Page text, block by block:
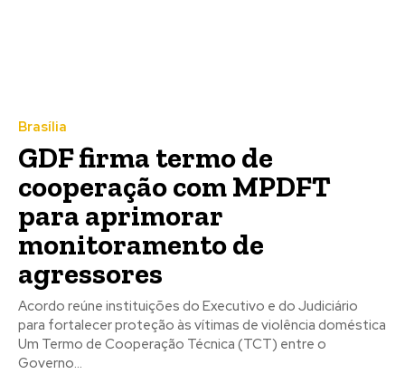
Brasília
GDF firma termo de
cooperação com MPDFT
para aprimorar
monitoramento de
agressores
Acordo reúne instituições do Executivo e do Judiciário
para fortalecer proteção às vítimas de violência doméstica
Um Termo de Cooperação Técnica (TCT) entre o
Governo...